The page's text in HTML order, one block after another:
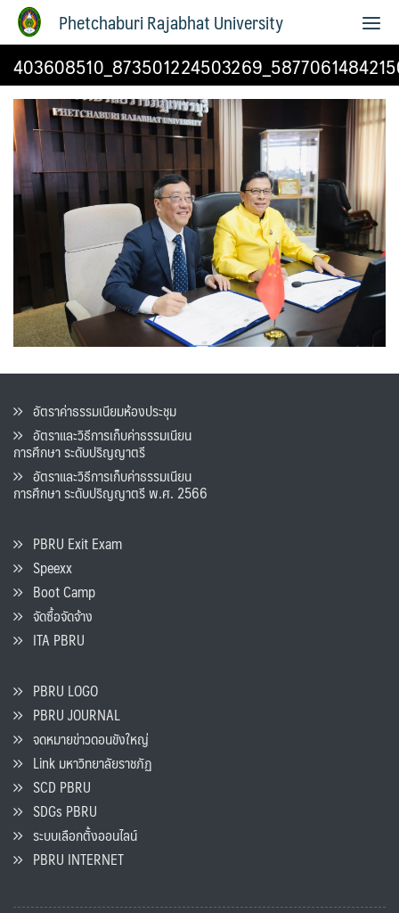
Phetchaburi Rajabhat University
อัตราค่าธรรมเนียมห้องประชุม
อัตราและวิธีการเก็บค่าธรรมเนียน
การศึกษา ระดับปริญญาตรี
อัตราและวิธีการเก็บค่าธรรมเนียน
การศึกษา ระดับปริญญาตรี พ.ศ. 2566
PBRU Exit Exam
Speexx
Boot Camp
จัดซื้อจัดจ้าง
ITA PBRU
PBRU LOGO
PBRU JOURNAL
จดหมายข่าวดอนขังใหญ่
Link มหาวิทยาลัยราชภัฏ
SCD PBRU
SDGs PBRU
ระบบเลือกตั้งออนไลน์
PBRU INTERNET